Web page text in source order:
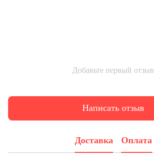
Добавьте первый отзыв
Написать отзыв
Доставка Оплата